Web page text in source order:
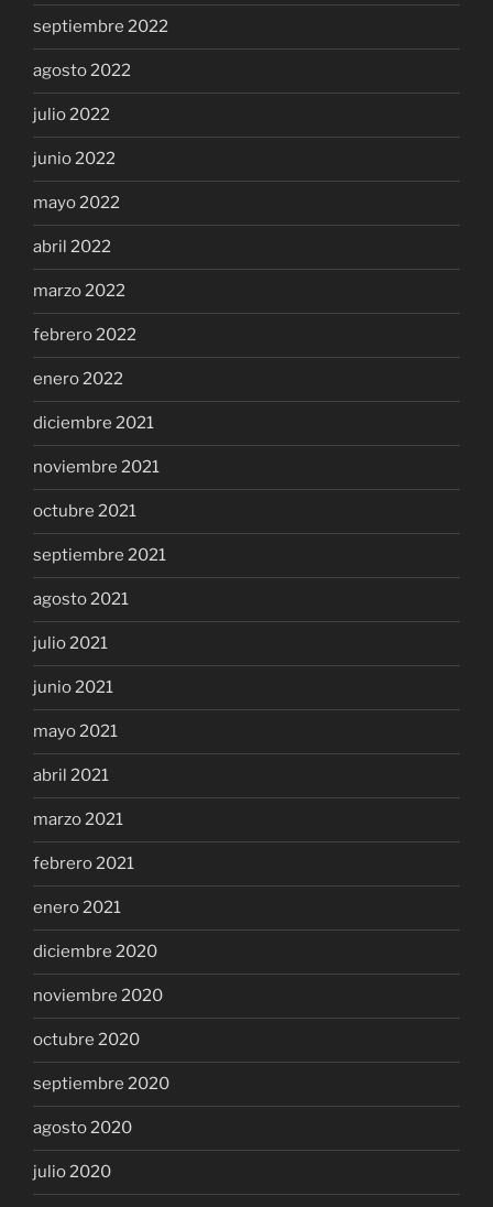
septiembre 2022
agosto 2022
julio 2022
junio 2022
mayo 2022
abril 2022
marzo 2022
febrero 2022
enero 2022
diciembre 2021
noviembre 2021
octubre 2021
septiembre 2021
agosto 2021
julio 2021
junio 2021
mayo 2021
abril 2021
marzo 2021
febrero 2021
enero 2021
diciembre 2020
noviembre 2020
octubre 2020
septiembre 2020
agosto 2020
julio 2020